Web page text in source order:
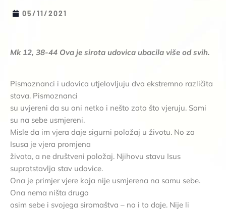
05/11/2021
Mk 12, 38-44 Ova je sirota udovica ubacila više od svih.
Pismoznanci i udovica utjelovljuju dva ekstremno različita
stava. Pismoznanci
su uvjereni da su oni netko i nešto zato što vjeruju. Sami
su na sebe usmjereni.
Misle da im vjera daje sigurni položaj u životu. No za
Isusa je vjera promjena
života, a ne društveni položaj. Njihovu stavu Isus
suprotstavlja stav udovice.
Ona je primjer vjere koja nije usmjerena na samu sebe.
Ona nema ništa drugo
osim sebe i svojega siromaštva – no i to daje. Nije li